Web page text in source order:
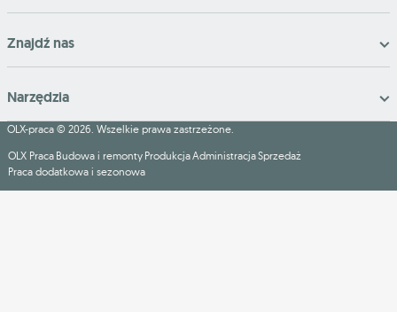
Znajdź nas
Narzędzia
OLX-praca © 2026. Wszelkie prawa zastrzeżone.
OLX Praca Budowa i remonty ProdukcjaAdministracjaSprzedaż
Praca dodatkowa i sezonowa